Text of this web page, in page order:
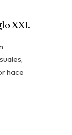
XXI.
hace